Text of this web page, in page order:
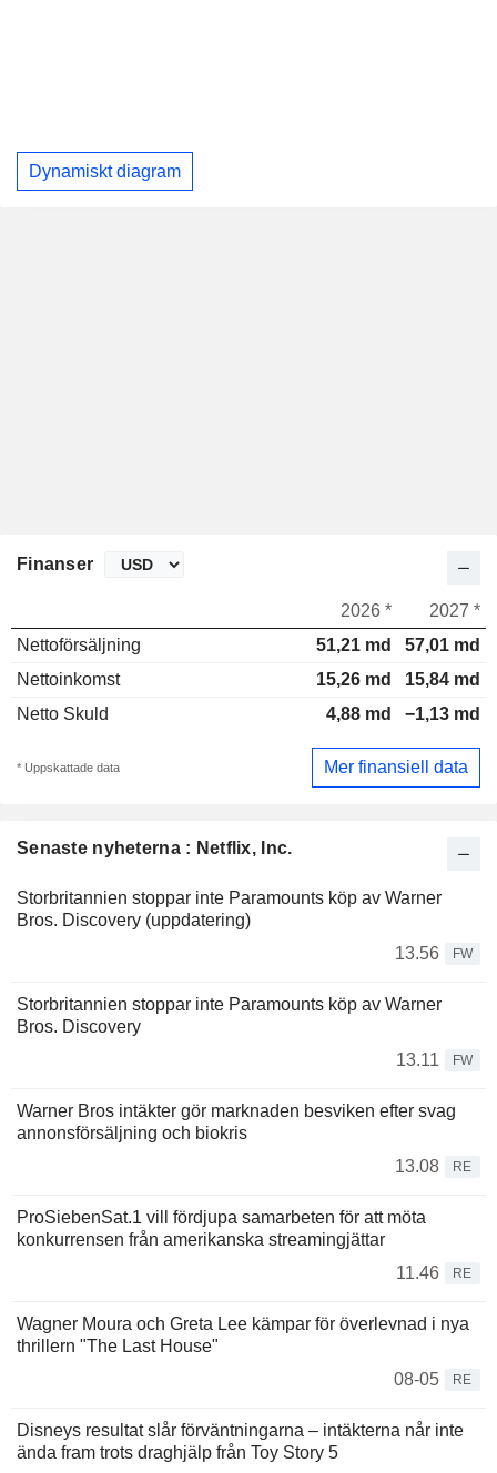
Dynamiskt diagram
Senaste nyheterna : Netflix, Inc.
Storbritannien stoppar inte Paramounts köp av Warner
Bros. Discovery (uppdatering)
13.56
FW
Storbritannien stoppar inte Paramounts köp av Warner
Bros. Discovery
13.11
FW
Warner Bros intäkter gör marknaden besviken efter svag
annonsförsäljning och biokris
13.08
RE
ProSiebenSat.1 vill fördjupa samarbeten för att möta
konkurrensen från amerikanska streamingjättar
11.46
RE
Wagner Moura och Greta Lee kämpar för överlevnad i nya
thrillern "The Last House"
08-05
RE
Disneys resultat slår förväntningarna – intäkterna når inte
ända fram trots draghjälp från Toy Story 5
Finanser
2026 *
2027 *
Nettoförsäljning
51,21 md
57,01 md
Nettoinkomst
15,26 md
15,84 md
Netto Skuld
4,88 md −1,13 md
* Uppskattade data Mer finansiell data